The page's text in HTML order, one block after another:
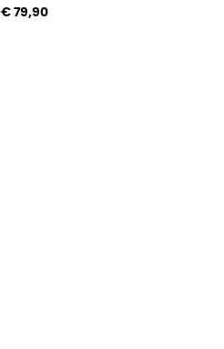
€ 79,90